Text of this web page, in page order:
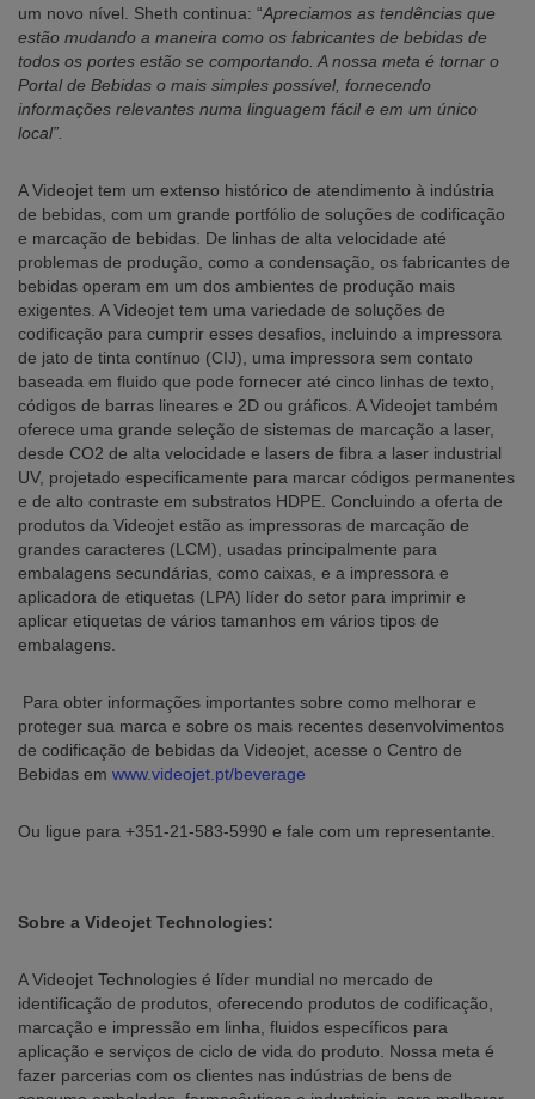
um novo nível. Sheth continua: “Apreciamos as tendências que
estão mudando a maneira como os fabricantes de bebidas de
todos os portes estão se comportando. A nossa meta é tornar o
Portal de Bebidas o mais simples possível, fornecendo
informações relevantes numa linguagem fácil e em um único
local”.
A Videojet tem um extenso histórico de atendimento à indústria
de bebidas, com um grande portfólio de soluções de codificação
e marcação de bebidas. De linhas de alta velocidade até
problemas de produção, como a condensação, os fabricantes de
bebidas operam em um dos ambientes de produção mais
exigentes. A Videojet tem uma variedade de soluções de
codificação para cumprir esses desafios, incluindo a impressora
de jato de tinta contínuo (CIJ), uma impressora sem contato
baseada em fluido que pode fornecer até cinco linhas de texto,
códigos de barras lineares e 2D ou gráficos. A Videojet também
oferece uma grande seleção de sistemas de marcação a laser,
desde CO2 de alta velocidade e lasers de fibra a laser industrial
UV, projetado especificamente para marcar códigos permanentes
e de alto contraste em substratos HDPE. Concluindo a oferta de
produtos da Videojet estão as impressoras de marcação de
grandes caracteres (LCM), usadas principalmente para
embalagens secundárias, como caixas, e a impressora e
aplicadora de etiquetas (LPA) líder do setor para imprimir e
aplicar etiquetas de vários tamanhos em vários tipos de
embalagens.
Para obter informações importantes sobre como melhorar e
proteger sua marca e sobre os mais recentes desenvolvimentos
de codificação de bebidas da Videojet, acesse o Centro de
Bebidas em www.videojet.pt/beverage
Ou ligue para +351-21-583-5990 e fale com um representante.
Sobre a Videojet Technologies:
A Videojet Technologies é líder mundial no mercado de
identificação de produtos, oferecendo produtos de codificação,
marcação e impressão em linha, fluidos específicos para
aplicação e serviços de ciclo de vida do produto. Nossa meta é
fazer parcerias com os clientes nas indústrias de bens de